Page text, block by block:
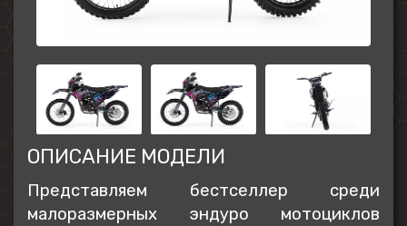
ОПИСАНИЕ МОДЕЛИ
Представляем бестселлер среди
малоразмерных эндуро мотоциклов